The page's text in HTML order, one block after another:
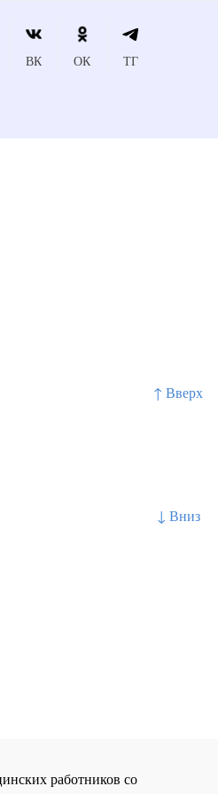
↑ Вверх
↓ Вниз
ВК ОК ТГ
работников со